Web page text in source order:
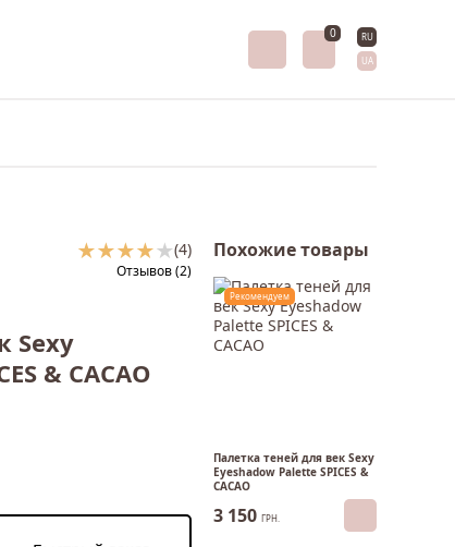
0
RU
UA
(4)
Отзывов (2)
Sexy
& CACAO
Похожие товары
Рекомендуем
Палетка теней для век Sexy
Eyeshadow Palette SPICES &
CACAO
3 150 ГРН.